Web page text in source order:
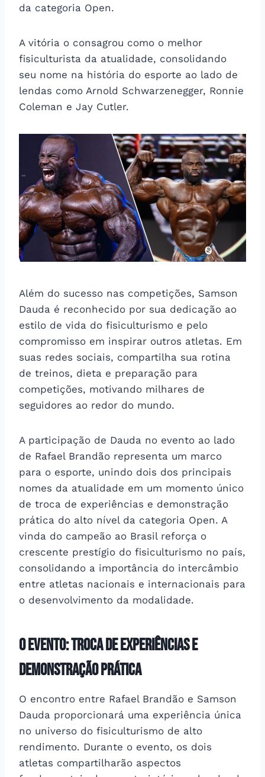
da categoria Open.
A vitória o consagrou como o melhor
fisiculturista da atualidade, consolidando
seu nome na história do esporte ao lado de
lendas como Arnold Schwarzenegger, Ronnie
Coleman e Jay Cutler.
Além do sucesso nas competições, Samson
Dauda é reconhecido por sua dedicação ao
estilo de vida do fisiculturismo e pelo
compromisso em inspirar outros atletas. Em
suas redes sociais, compartilha sua rotina
de treinos, dieta e preparação para
competições, motivando milhares de
seguidores ao redor do mundo.
A participação de Dauda no evento ao lado
de Rafael Brandão representa um marco
para o esporte, unindo dois dos principais
nomes da atualidade em um momento único
de troca de experiências e demonstração
prática do alto nível da categoria Open. A
vinda do campeão ao Brasil reforça o
crescente prestígio do fisiculturismo no país,
consolidando a importância do intercâmbio
entre atletas nacionais e internacionais para
o desenvolvimento da modalidade.
O evento: troca de experiências e
demonstração prática
O encontro entre Rafael Brandão e Samson
Dauda proporcionará uma experiência única
no universo do fisiculturismo de alto
rendimento. Durante o evento, os dois
atletas compartilharão aspectos